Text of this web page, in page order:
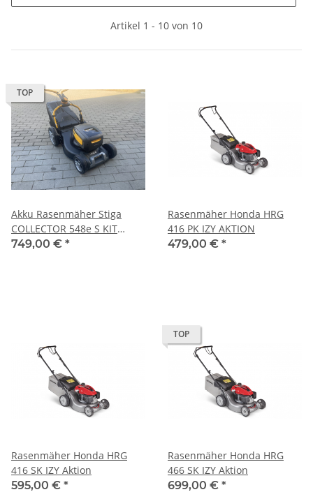
Artikel 1 - 10 von 10
TOP
Akku Rasenmäher Stiga
COLLECTOR 548e S KIT
2x4AH Akku u Ladegerät
749,00 € *
Rasenmäher Honda HRG
416 PK IZY AKTION
479,00 € *
Rasenmäher Honda HRG
416 SK IZY Aktion
595,00 € *
TOP
Rasenmäher Honda HRG
466 SK IZY Aktion
699,00 € *